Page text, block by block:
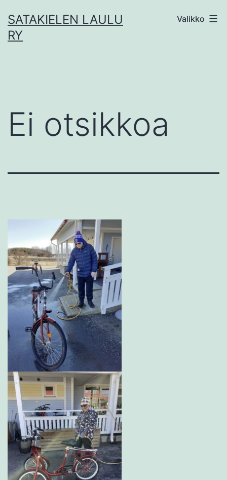
sisältöön
SATAKIELEN LAULU
RY
Valikko
Ei otsikkoa